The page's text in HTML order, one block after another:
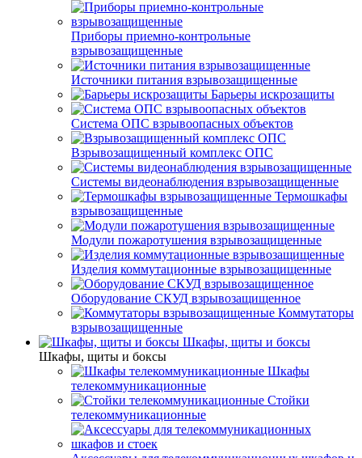
Приборы приемно-контрольные
взрывозащищенные
Источники питания взрывозащищенные
Барьеры искрозащиты
Система ОПС взрывоопасных объектов
Взрывозащищенный комплекс ОПС
Системы видеонаблюдения взрывозащищенные
Термошкафы
взрывозащищенные
Модули пожаротушения взрывозащищенные
Изделия коммутационные взрывозащищенные
Оборудование СКУД взрывозащищенное
Коммутаторы
взрывозащищенные
Шкафы, щиты и боксы
Шкафы, щиты и боксы
Шкафы
телекоммуникационные
Стойки
телекоммуникационные